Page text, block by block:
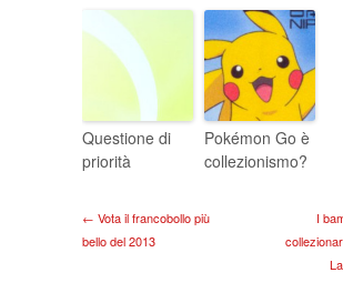
Questione di
priorità
Pokémon Go è
collezionismo?
← Vota il francobollo più
bello del 2013
I